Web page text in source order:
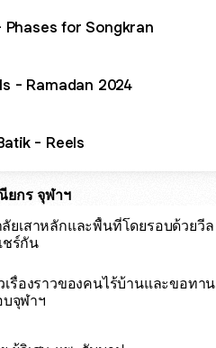
Phases for Songkran
- Ramadan 2024
- Reels
ยกร จุฬาฯ
ยเสาหลักและพื้นที่โดยรอบด้วยวีล
ชร์กัน
เรื่องราวของคนไร้บ้านและขอทาน
บจุฬาฯ